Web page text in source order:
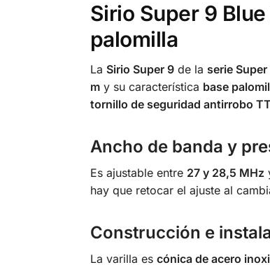
Sirio Super 9
palomilla
La Sirio Super 9de la serie
my su característica base
tornillo de seguridad antirrobo
Ancho de banda y
Es ajustable entre 27 y 28,5 MHz
hay que retocar el ajuste al
Construcción e
La varilla es cónica de acero